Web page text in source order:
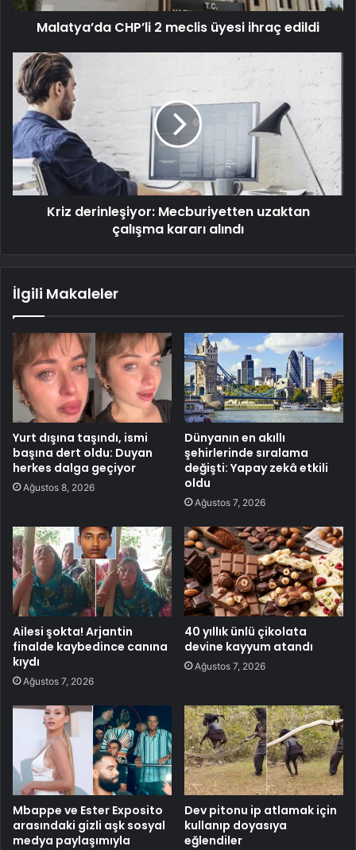
Malatya’da CHP’li 2 meclis üyesi ihraç edildi
Kriz derinleşiyor: Mecburiyetten uzaktan
çalışma kararı alındı
İlgili Makaleler
Yurt dışına taşındı, ismi
başına dert oldu: Duyan
herkes dalga geçiyor
Ağustos 8, 2026
Dünyanın en akıllı
şehirlerinde sıralama
değişti: Yapay zekâ etkili
oldu
Ağustos 7, 2026
Ailesi şokta! Arjantin
finalde kaybedince canına
kıydı
Ağustos 7, 2026
40 yıllık ünlü çikolata
devine kayyum atandı
Ağustos 7, 2026
Mbappe ve Ester Exposito
arasındaki gizli aşk sosyal
medya paylaşımıyla
Dev pitonu ip atlamak için
kullanıp doyasıya
eğlendiler